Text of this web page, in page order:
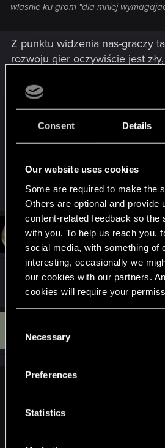
Consent Details
Our website uses cookies
Some are required to make the
Others are optional and provide
content-related feedback so the
with you. To help us reach you,
social media, with something of
interesting, occasionally we
our cookies with our partners.
cookies will require your
and tweak your preferences
Necessary
Preferences
Statistics
wlasnie ku grom "dla mniej
Z punktu widzenia nas-graczy
rozwoju gier oczywiście jest
kasa idzie za klientem
gatunku ... Mam tylko nadzieje,
bijcie! , że mi sie nawet podobał
Nathaniel Forum veteran
No, widzę, że chłopaki twardo
vicotti
O czym Ty mowisz? Chcesz
nieziemska grafe? Po drguei